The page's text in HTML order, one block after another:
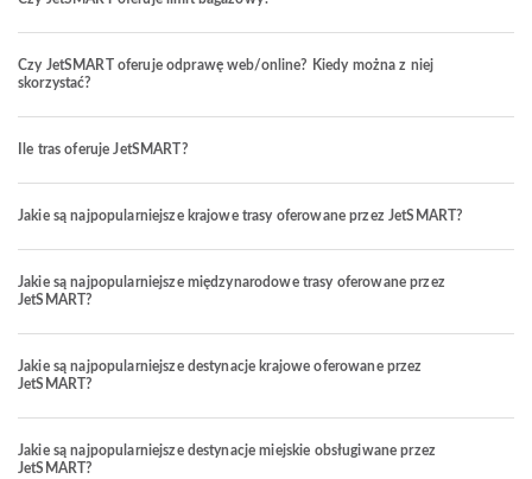
Czy JetSMART oferuje odprawę web/online? Kiedy można z niej
skorzystać?
Ile tras oferuje JetSMART?
Jakie są najpopularniejsze krajowe trasy oferowane przez JetSMART?
Jakie są najpopularniejsze międzynarodowe trasy oferowane przez
JetSMART?
Jakie są najpopularniejsze destynacje krajowe oferowane przez
JetSMART?
Jakie są najpopularniejsze destynacje miejskie obsługiwane przez
JetSMART?